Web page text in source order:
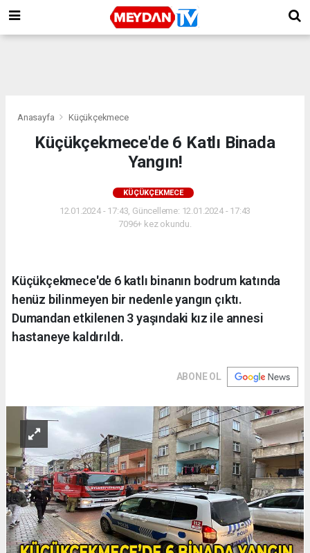
Anasayfa Küçükçekmece
Küçükçekmece'de 6 Katlı Binada
Yangın!
KÜÇÜKÇEKMECE
12.01.2024 - 17:43, Güncelleme: 12.01.2024 - 17:43
7096+ kez okundu.
Küçükçekmece'de 6 katlı binanın bodrum katında
henüz bilinmeyen bir nedenle yangın çıktı.
Dumandan etkilenen 3 yaşındaki kız ile annesi
hastaneye kaldırıldı.
ABONE OL